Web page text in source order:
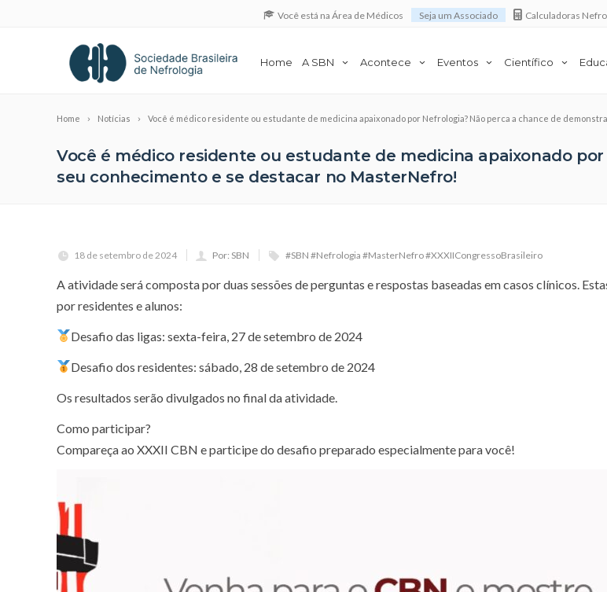
Você está na Área de Médicos Seja um Associado Calculadoras
Home A SBN Acontece Eventos Científico
Home Notícias Você é médico residente ou estudante de medicina apaixonado por Nefrologia? Não perca a chance de
Você é médico residente ou estudante de medicina apaixonado
seu conhecimento e se destacar no MasterNefro!
18 de setembro de 2024 Por: SBN #SBN #Nefrologia #MasterNefro #XXXIICongressoBrasileiro
A atividade será composta por duas sessões de perguntas e respostas baseadas em casos clínicos.
por residentes e alunos:
Desafio das ligas: sexta-feira, 27 de setembro de 2024
Desafio dos residentes: sábado, 28 de setembro de 2024
Os resultados serão divulgados no final da atividade.
Como participar?
Compareça ao XXXII CBN e participe do desafio preparado especialmente para você!